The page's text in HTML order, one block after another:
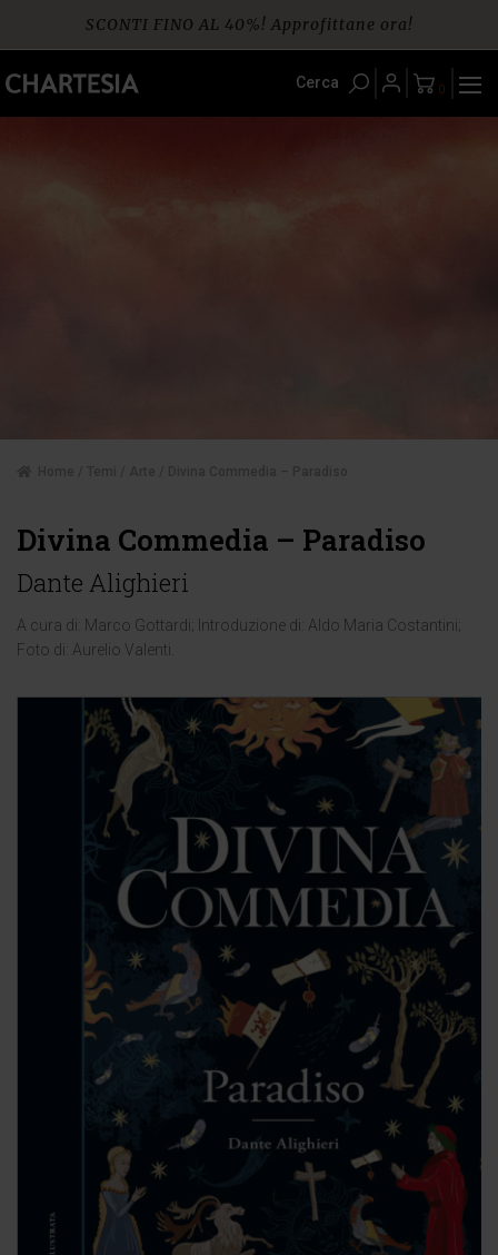
content
SCONTI FINO AL 40%! Approfittane ora!
Spedizione gratuita per ordini da € 60
Cerca 0
Divina Commedia – Paradiso
Dante Alighieri
A cura di: Marco Gottardi ; Introduzione di: Aldo Maria Costantini
Foto di: Aurelio Valenti